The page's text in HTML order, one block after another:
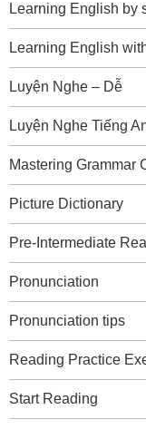
Learning English by
Learning English
Luyện Nghe – Dễ
Luyện Nghe Tiếng
Mastering Grammar
Picture Dictionary
Pre-Intermediate
Pronunciation
Pronunciation tips
Reading Practice
Start Reading